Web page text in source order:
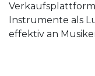
Verkaufsplattform
Instrumente als
effektiv an